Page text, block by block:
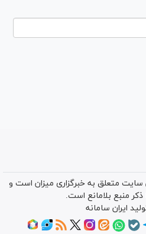
متعلق به خبرگزاری میزان است و
ذکر منبع بلامانع است.
ایران سامانه